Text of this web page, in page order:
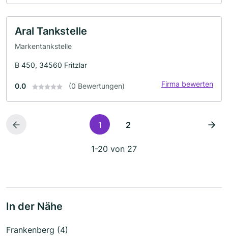
Aral Tankstelle
Markentankstelle
B 450, 34560 Fritzlar
0.0 (0 Bewertungen) Firma bewerten
1 2
1-20 von 27
In der Nähe
Frankenberg (4)